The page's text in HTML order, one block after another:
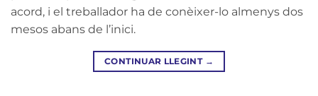
acord, i el treballador ha de conèixer-lo almenys dos
mesos abans de l’inici.
CONTINUAR LLEGINT →